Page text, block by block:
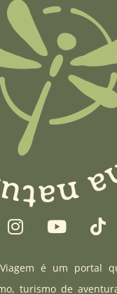
I
n
t
a
Y
o
t
u
T
i
t
o
é um portal
turismo de